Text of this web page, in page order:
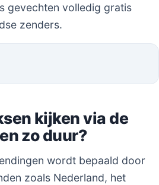
gevechten volledig gratis
zenders.
kijken via de
zo duur?
wordt bepaald door
zoals Nederland, het